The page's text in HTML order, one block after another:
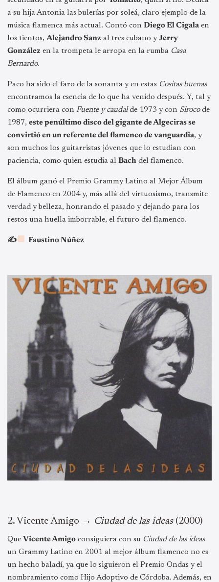
a su hija Antonia las bulerías por soleá, claro ejemplo de la
música flamenca más actual. Contó con Diego El Cigala en
los tientos, Alejandro Sanz al tres cubano yJerry
González en la trompeta le arropa en la rumba Casa
Bernardo.
Paco ha sido el faro de la sonanta y en estas Cositas buenas
encontramos la esencia de lo que ha venido después. Y, tal y
como ocurriera con Fuente y caudalde 1973 y con Sirocode
1987, este penúltimo disco del gigante de Algeciras se
convirtió en un referente del flamenco de vanguardia, y
son muchos los guitarristas jóvenes que lo estudian con
paciencia, como quien estudia al Bach del flamenco.
El álbum ganó el Premio Grammy Latino al Mejor Álbum
de Flamenco en 2004 y, más allá del virtuosismo, transmite
verdad y belleza, honrando el pasado y dejando para los
restos una huella imborrable, el futuro del flamenco.
✍ Faustino Núñez
2.⁠ ⁠Vicente Amigo → Ciudad de las ideas(2000)
Que Vicente Amigo consiguiera con su Ciudad de las ideas
un Grammy Latino en 2001 al mejor álbum flamenco no es
un hecho baladí, ya que lo siguieron el Premio Ondas y el
nombramiento como Hijo Adoptivo de Córdoba. Además, en